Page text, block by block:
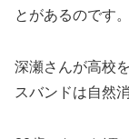
とがあるのです。
深瀬さんが高校
スバンドは自然消